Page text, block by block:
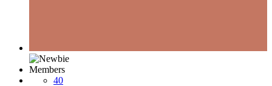
Members
40